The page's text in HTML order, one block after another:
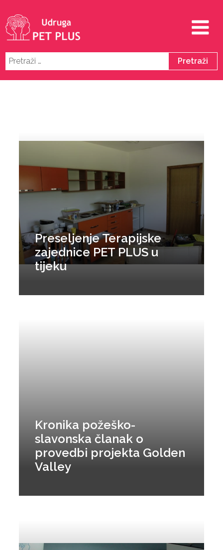
Pretraži:
Preseljenje Terapijske
zajednice PET PLUS u
tijeku
Kronika požeško-
slavonska članak o
provedbi projekta Golden
Valley